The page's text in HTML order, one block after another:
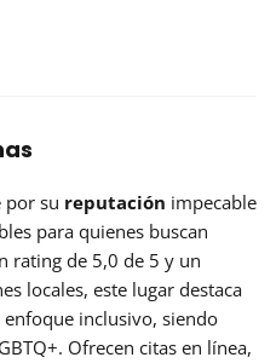
por su reputación impecable
para quienes buscan
rating de 5,0 de 5 y un
locales, este lugar destaca
inclusivo, siendo
Ofrecen citas en línea,